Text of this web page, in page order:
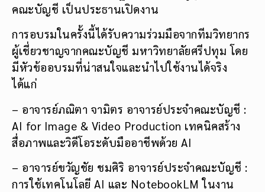
คณะบัญชี เป็นประธานเปิดงาน
การอบรมในครั้งนี้ได้รับความร่วมมือจากทีมวิทยากร
ผู้เชี่ยวชาญจากคณะบัญชี มหาวิทยาลัยศรีปทุม โดย
มีหัวข้ออบรมที่น่าสนใจและนำไปใช้งานได้จริง
ได้แก่
– อาจารย์ภณิตา จามิตร อาจารย์ประจำคณะบัญชี :
AI for Image & Video Production เทคนิคสร้าง
สื่อภาพและวิดีโอระดับมืออาชีพด้วย AI
– อาจารย์ขวัญชัย ชมศิริ อาจารย์ประจำคณะบัญชี :
การใช้เทคโนโลยี AI และ NotebookLM ในงาน